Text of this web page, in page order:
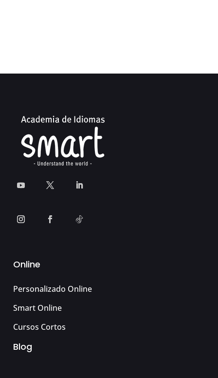
Online
Personalizado Online
Smart Online
Cursos Cortos
Blog